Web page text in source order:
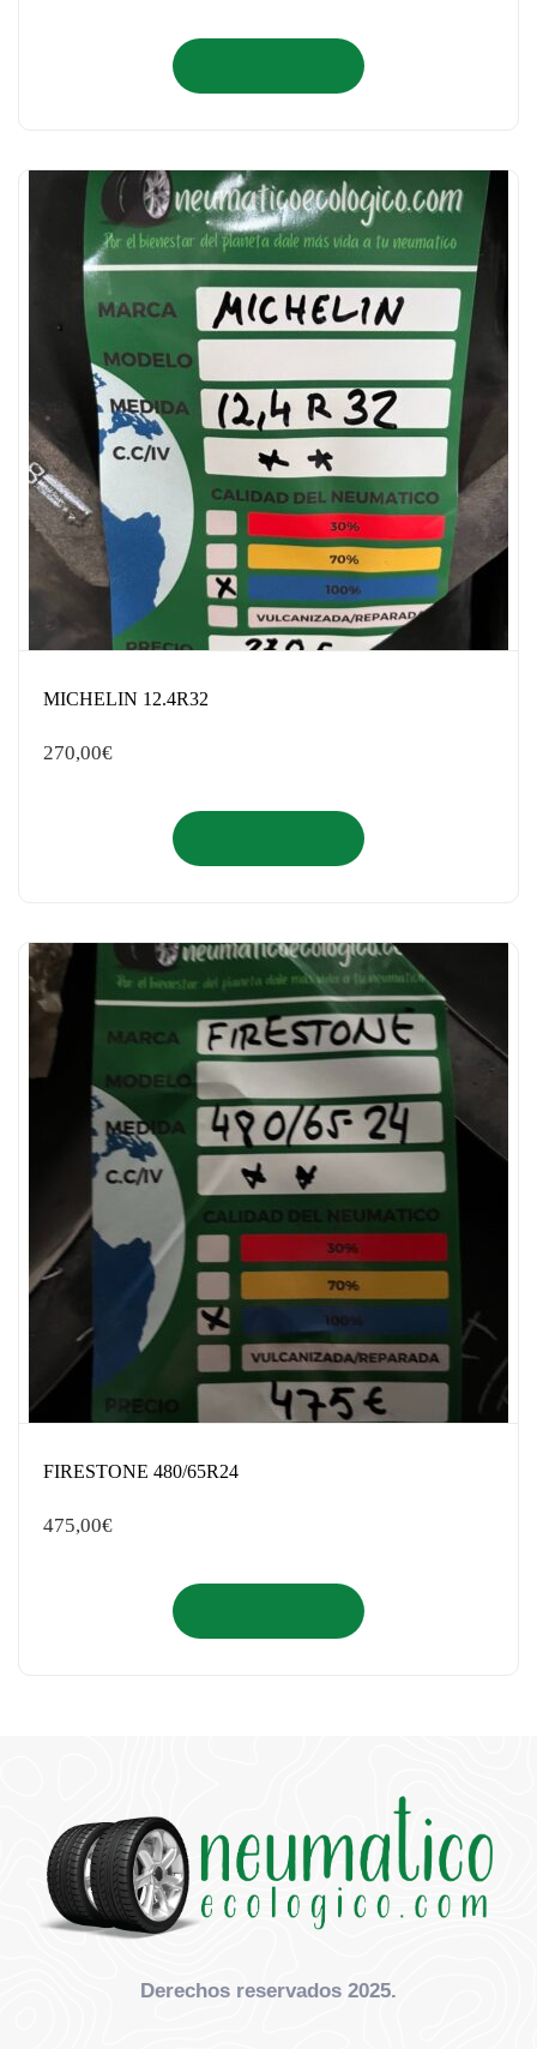
MICHELIN 12.4R32
270,00€
FIRESTONE 480/65R24
475,00€
Derechos reservados 2025.